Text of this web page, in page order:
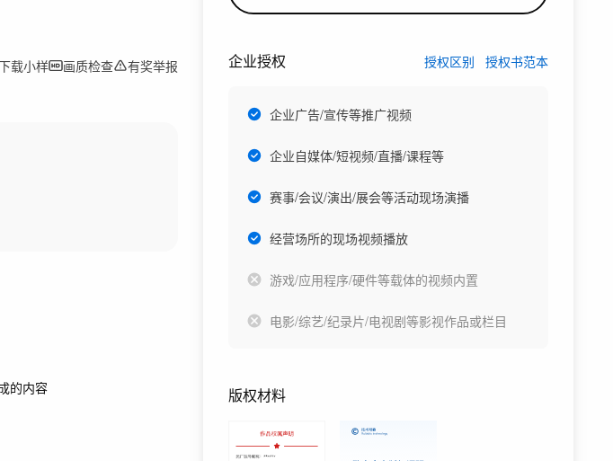
载小样 画质检查 有奖举报
的内容
企业授权 授权区别 授权书范本
企业广告/宣传等推广视频
企业自媒体/短视频/直播/课程等
赛事/会议/演出/展会等活动现场演播
经营场所的现场视频播放
游戏/应用程序/硬件等载体的视频内置
电影/综艺/纪录片/电视剧等影视作品或栏目
版权材料